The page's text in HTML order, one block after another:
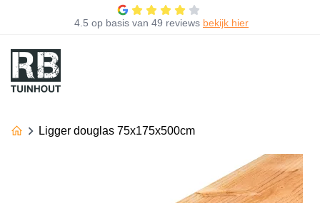
4.5 op basis van 49 reviews bekijk hier
Ligger douglas 75x175x500cm